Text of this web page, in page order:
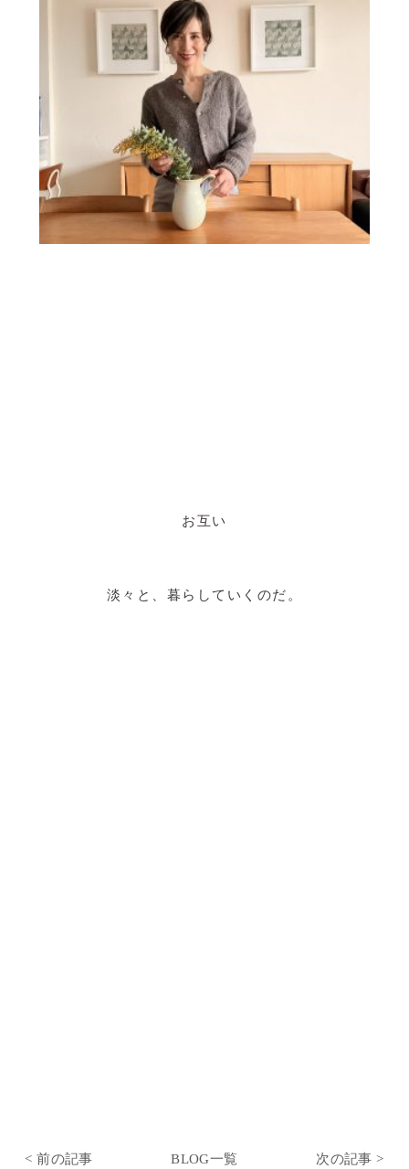
お互い
淡々と、暮らしていくのだ。
< 前の記事 BLOG一覧 次の記事 >